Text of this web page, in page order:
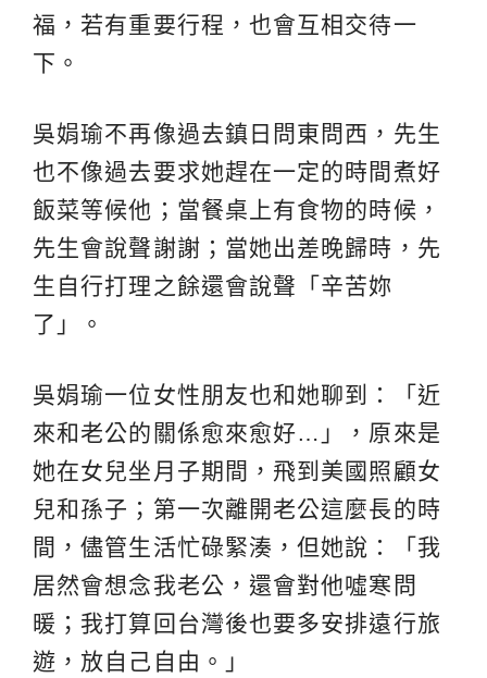
福，若有重要行程，也會互相交待一
下。
吳娟瑜不再像過去鎮日問東問西，先生
也不像過去要求她趕在一定的時間煮好
飯菜等候他；當餐桌上有食物的時候，
先生會說聲謝謝；當她出差晚歸時，先
生自行打理之餘還會說聲「辛苦妳
了」。
吳娟瑜一位女性朋友也和她聊到：「近
來和老公的關係愈來愈好…」，原來是
她在女兒坐月子期間，飛到美國照顧女
兒和孫子；第一次離開老公這麼長的時
間，儘管生活忙碌緊湊，但她說：「我
居然會想念我老公，還會對他噓寒問
暖；我打算回台灣後也要多安排遠行旅
遊，放自己自由。」